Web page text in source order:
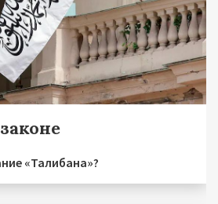
«Талибана»?